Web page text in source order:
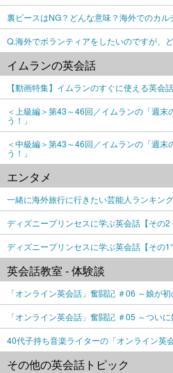
裏ピースはNG？どんな意味？海外でのカ
Q.海外でボランティアをしたいのですが、
イムランの英会話
【動画特集】イムランのすぐに使える英会
＜上級編＞第43～46回／イムランの「週末
う！」
＜中級編＞第43～46回／イムランの「週末
う！」
エンタメ
一緒に海外旅行に行きたい芸能人ランキン
ディズニープリンセスに学ぶ英会話【その2
ディズニープリンセスに学ぶ英会話【その1“
英会話教室 - 体験談
「オンライン英会話」奮闘記 ＃06 ～娘が
「オンライン英会話」奮闘記 ＃05 ～つい
40代子持ち音楽ライターの「オンライン
その他の英会話トピック